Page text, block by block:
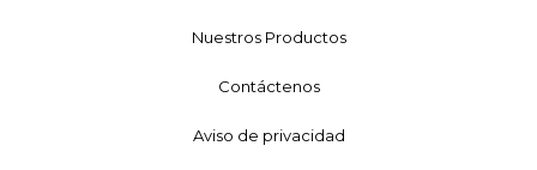
Nuestros Productos
Contáctenos
Aviso de privacidad